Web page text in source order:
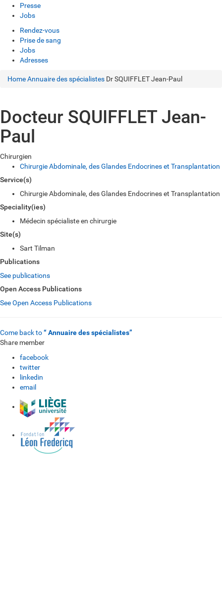
Presse
Jobs
Rendez-vous
Prise de sang
Jobs
Adresses
HomeAnnuaire des spécialistes Dr SQUIFFLET Jean-Paul
Docteur SQUIFFLET Jean-
Paul
Chirurgien
Chirurgie Abdominale, des Glandes Endocrines et Transplantation
Service(s)
Chirurgie Abdominale, des Glandes Endocrines et Transplantation
Speciality(ies)
Médecin spécialiste en chirurgie
Site(s)
Sart Tilman
Publications
See publications
Open Access Publications
See Open Access Publications
Come back to“ Annuaire des spécialistes”
Share member
facebook
twitter
linkedin
email